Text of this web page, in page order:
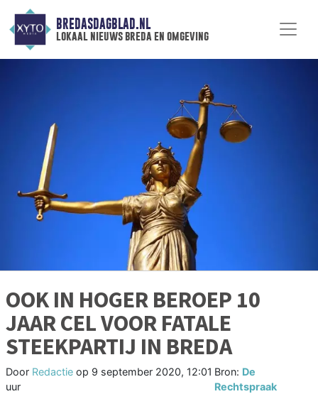
BREDASDAGBLAD.NL
lokaal nieuws breda en omgeving
OOK IN HOGER BEROEP 10
JAAR CEL VOOR FATALE
STEEKPARTIJ IN BREDA
Door Redactie op 9 september 2020, 12:01
uur
Bron: De
Rechtspraak